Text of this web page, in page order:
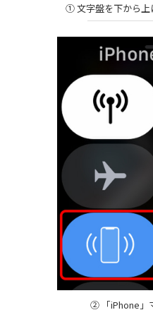
① 文字盤を下から上
② 「iPhone」